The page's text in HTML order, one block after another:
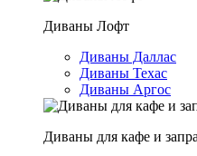
Диваны Лофт
Диваны Даллас
Диваны Техас
Диваны Аргос
Диваны для кафе и